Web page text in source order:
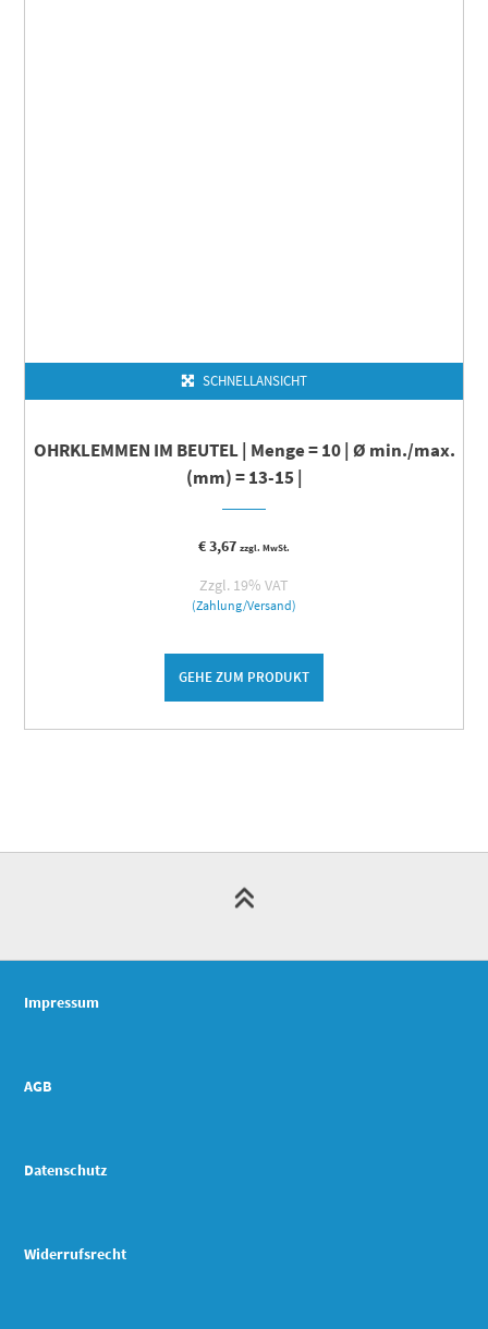
SCHNELLANSICHT
OHRKLEMMEN IM BEUTEL | Menge = 10 | Ø min./max.
(mm) = 13-15 |
€3,67 zzgl. MwSt.
Zzgl. 19% VAT
(Zahlung/Versand)
GEHE ZUM PRODUKT
Impressum
AGB
Datenschutz
Widerrufsrecht